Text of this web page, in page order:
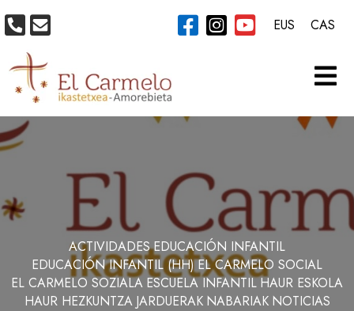
ACTIVIDADESEDUCACIÓN INFANTIL
EDUCACIÓN INFANTIL (HH)EL CARMELO SOCIAL
EL CARMELO SOZIALA ESCUELA INFANTILHAUR ESKOLA
HAUR HEZKUNTZA JARDUERAK NABARIAK NOTICIAS
EUS CAS